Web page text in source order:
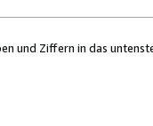
und Ziffern in das